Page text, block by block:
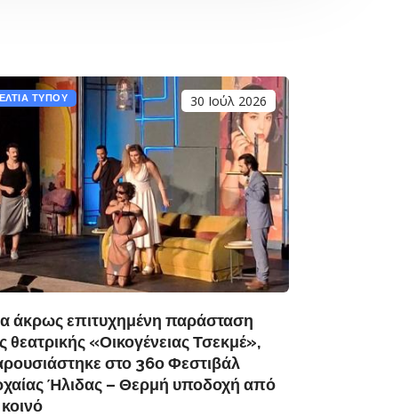
ΤΥΠΟΥ 30 Ιούλ 2026
άκρως επιτυχημένη παράσταση
θεατρικής «Οικογένειας Τσεκμέ»,
στο 36ο Φεστιβάλ
Ήλιδας – Θερμή υποδοχή από